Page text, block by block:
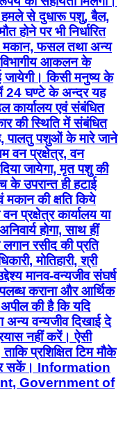
हमले से दुधारू पशु, बैल,
पर भी निर्धारित
मकान, फसल तथा अन्य
विभागीय आकलन के
जायेगी। किसी मनुष्य के
में 24 घण्टे के अन्दर यह
कार्यालय एवं संबंधित
की स्थिति में संबंधित
है, पालतु पशुओं के मारे जाने
वन प्रक्षेत्र, वन
जायेगा, मृत पशु की
उपरान्त ही हटाई
मकान की क्षति किये
प्रक्षेत्र कार्यालय या
होगा, साथ हीं
रसीद की प्रति
मोतिहारी, श्री
मानव-वन्यजीव संघर्ष
कराना और आर्थिक
की है कि यदि
अन्य वन्यजीव दिखाई दे
नहीं करें। ऐसी
प्रशिक्षित टिम मौके
कर सकें। Information
Government of